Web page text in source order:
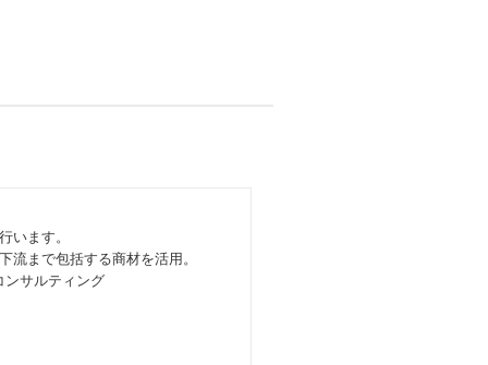
います。
流まで包括する商材を活用。
サルティング